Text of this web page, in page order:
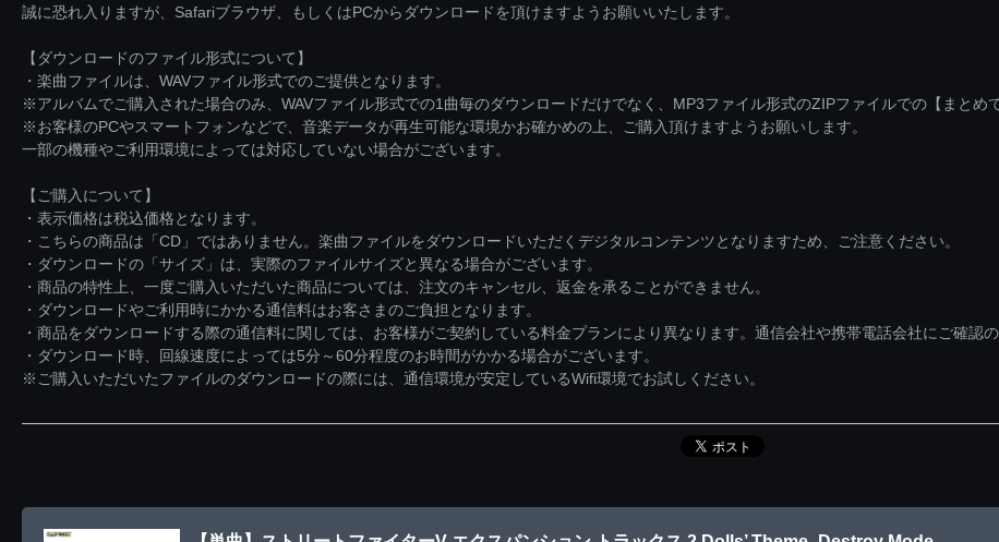
誠に恐れ入りますが、Safariブラウザ、もしくはPCからダウンロードを頂けますようお願いいたします。
【ダウンロードのファイル形式について】
・楽曲ファイルは、WAVファイル形式でのご提供となります。
※アルバムでご購入された場合のみ、WAVファイル形式での1曲毎のダウンロードだけでなく、MP3ファイル形式のZIPファイルでの【まとめ
※お客様のPCやスマートフォンなどで、音楽データが再生可能な環境かお確かめの上、ご購入頂けますようお願いします。
一部の機種やご利用環境によっては対応していない場合がございます。
【ご購入について】
・表示価格は税込価格となります。
・こちらの商品は「CD」ではありません。楽曲ファイルをダウンロードいただくデジタルコンテンツとなりますため、ご注意ください。
・ダウンロードの「サイズ」は、実際のファイルサイズと異なる場合がございます。
・商品の特性上、一度ご購入いただいた商品については、注文のキャンセル、返金を承ることができません。
・ダウンロードやご利用時にかかる通信料はお客さまのご負担となります。
・商品をダウンロードする際の通信料に関しては、お客様がご契約している料金プランにより異なります。通信会社や携帯電話会社にご確認
・ダウンロード時、回線速度によっては5分～60分程度のお時間がかかる場合がございます。
※ご購入いただいたファイルのダウンロードの際には、通信環境が安定しているWifi環境でお試しください。